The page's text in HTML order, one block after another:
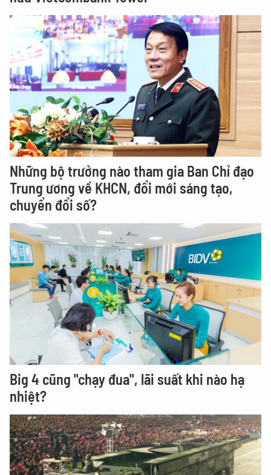
Những bộ trưởng nào tham gia Ban Chỉ đạo
Trung ương về KHCN, đổi mới sáng tạo,
chuyển đổi số?
Big 4 cũng "chạy đua", lãi suất khi nào hạ
nhiệt?